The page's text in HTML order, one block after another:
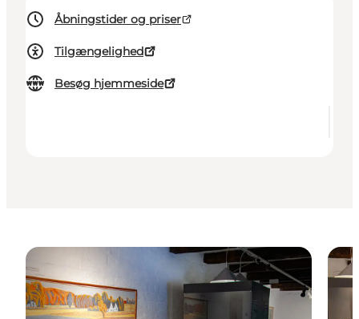
Åbningstider og priser
Tilgængelighed
Besøg hjemmeside